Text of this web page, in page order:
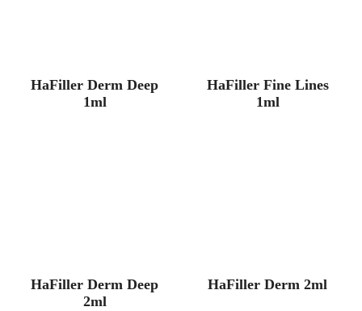
HaFiller Derm Deep
1ml
HaFiller Fine Lines
1ml
HaFiller Derm Deep
2ml
HaFiller Derm 2ml